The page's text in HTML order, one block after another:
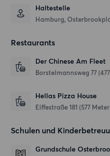
Haltestelle
Hamburg,
Restaurants
Der Chinese Am Fleet
Borstelmannsweg 77
Hellas Pizza House
Eiffestraße 181 (577
Schulen und
Grundschule